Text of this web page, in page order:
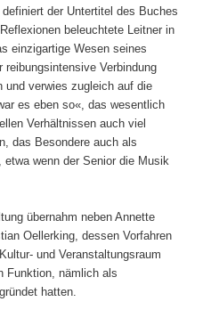
der Untertitel des Buches
beleuchtete Leitner in
einzigartige Wesen seines
Verbindung
und verwies zugleich auf die
es eben so«, das wesentlich
Verhältnissen auch viel
das Besondere auch als
wenn der Senior die Musik
übernahm neben Annette
Oellerking, dessen Vorfahren
und Veranstaltungsraum
Funktion, nämlich als
hatten.